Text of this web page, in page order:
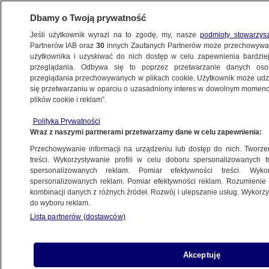
ŚWIAT
matematycznej odmówił podania ręki
prezydentowi. "Mam osobisty, polityczny
problem"
14.01.2025, 15:01
Udostępnij
Simon Omanik, 19-letni uczeń jednej ze szkół
średnich w Bratysławie, odmówił podania ręki
Dbamy o Twoją prywatność
Jeśli użytkownik wyrazi na to zgodę, my, naszepodmioty
Partnerów IAB oraz30 innych Zaufanych Partnerów może
użytkownika i uzyskiwać do nich dostęp w celu zapewnienia
przeglądania. Odbywa się to poprzez przetwarzanie danych
przeglądania przechowywanych w plikach cookie. Użytkownik może
się przetwarzaniu w oparciu o uzasadniony interes w dowolnym
plików cookie i reklam”.
Polityka Prywatności
Wraz z naszymi partnerami przetwarzamy dane w celu zapewnienia:
Przechowywanie informacji na urządzeniu lub dostęp do nich.
treści. Wykorzystywanie profili w celu doboru spersonalizowanych
spersonalizowanych reklam. Pomiar efektywności treści.
spersonalizowanych reklam. Pomiar efektywności reklam.
kombinacji danych z różnych źródeł. Rozwój i ulepszanie usług.
do wyboru reklam.
Lista partnerów (dostawców)
Akceptuję